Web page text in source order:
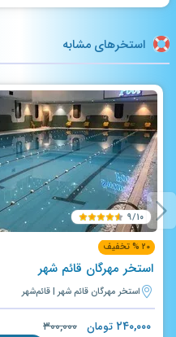
استخرهای مشابه
۹/۱۰
۲۰ % تخفیف
استخر مهرگان قائم شهر
استخر مهرگان قائم شهر | قائم‌شهر
۲۴۰,۰۰۰تومان ۳۰۰,۰۰۰